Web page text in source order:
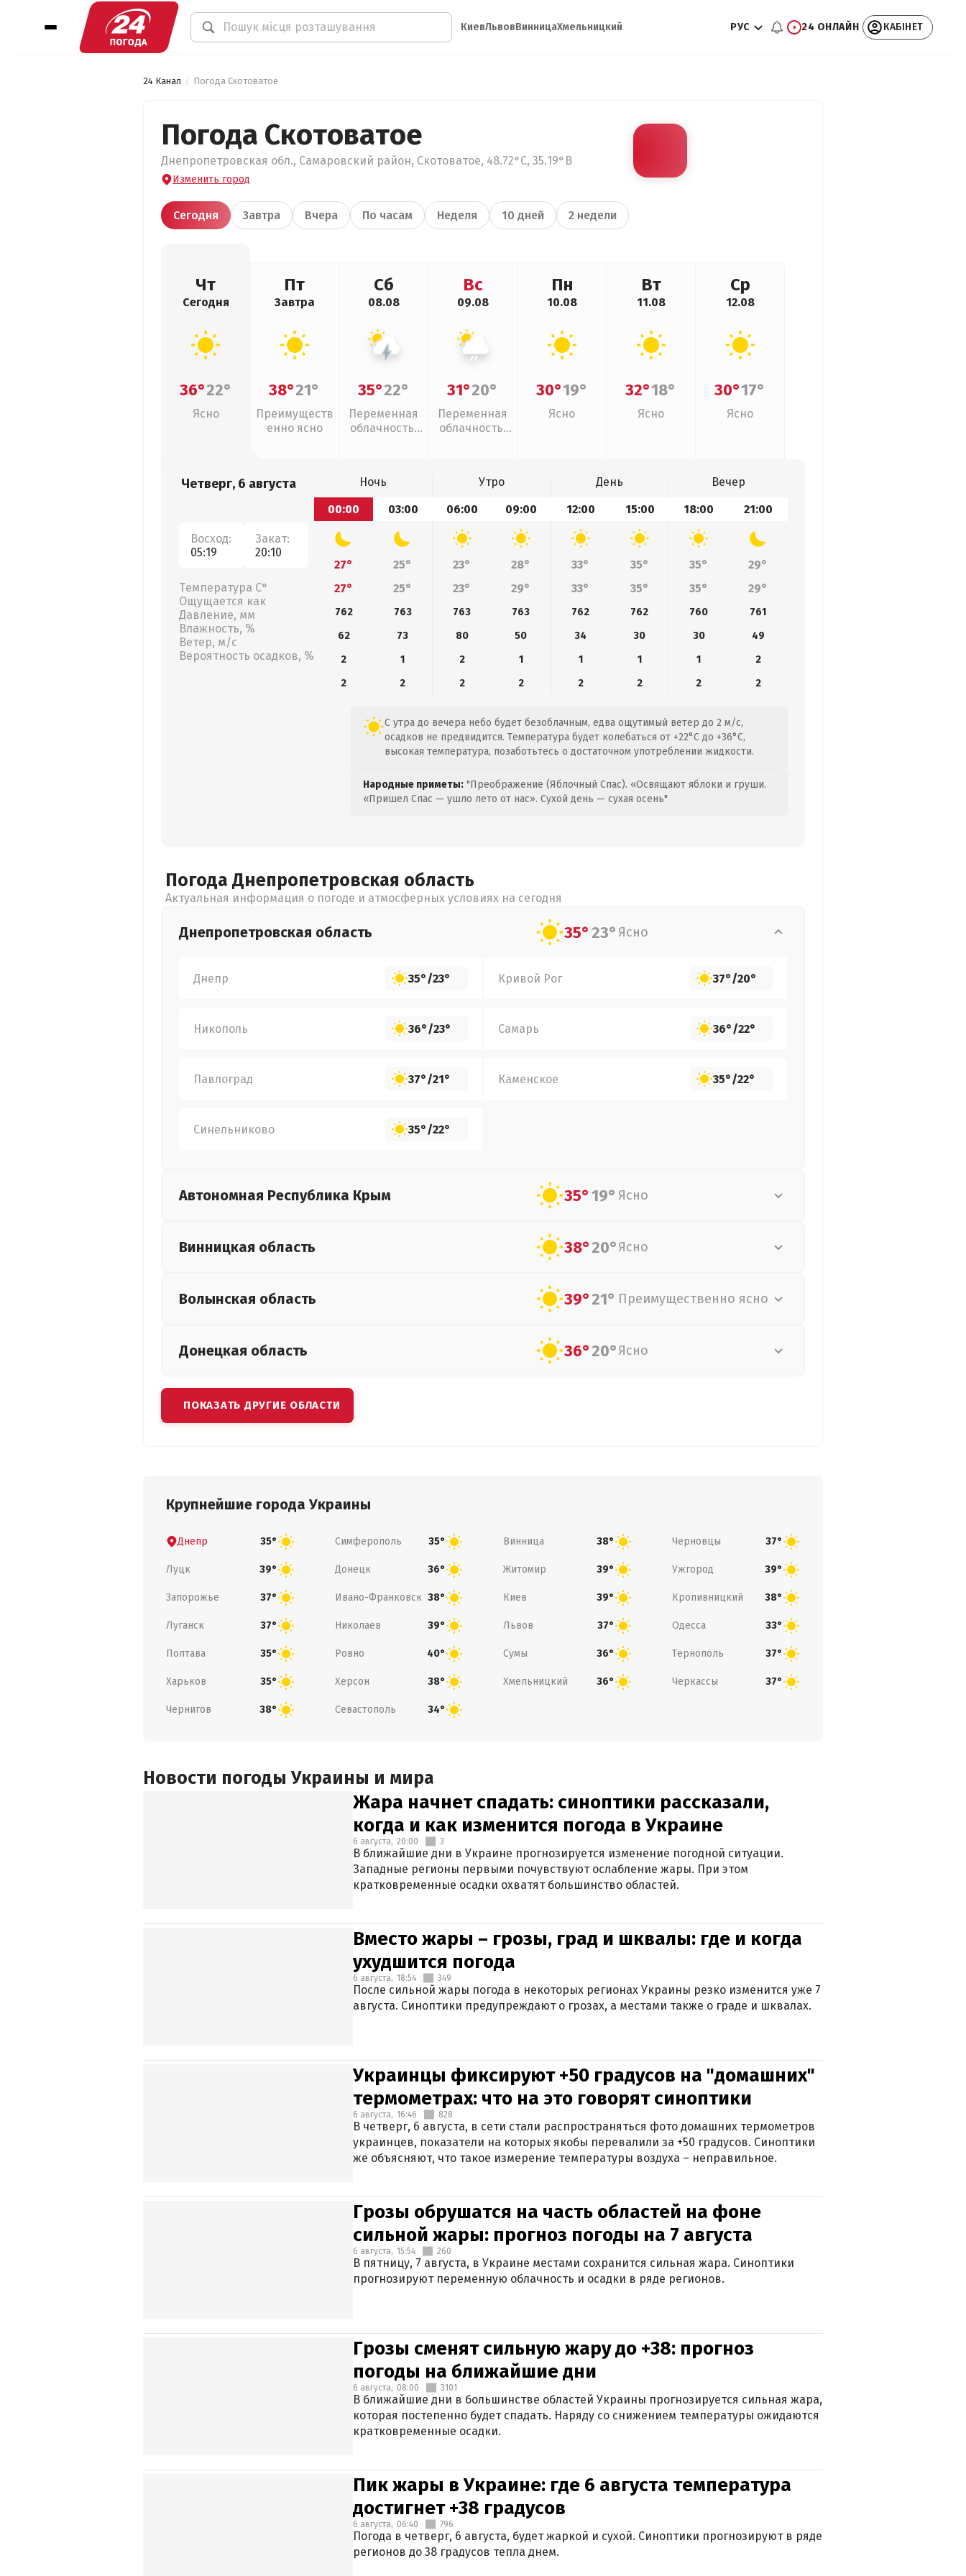
КиевЛьвовВинницаХмельницкий РУС 24 ОНЛАЙН КАБІНЕТ
24 Канал Погода Скотоватое
Погода Скотоватое
Днепропетровская обл., Самаровский район, Скотоватое, 48.72°С, 35.19°В
Изменить город
Сегодня Завтра Вчера По часам Неделя 10 дней 2 недели
Чт
Сегодня
36°22°
Ясно
Пт
Завтра
38°21°
Преимуществ
енно ясно
Сб
08.08
35°22°
Переменная
облачность,
Вс
09.08
31°20°
Переменная
облачность,
Пн
10.08
30°19°
Ясно
Вт
11.08
32°18°
Ясно
Ср
12.08
30°17°
Ясно
Четверг, 6 августа
Восход:
05:19
Закат:
20:10
Температура С°
Ощущается как
Давление, мм
Влажность, %
Ветер, м/с
Вероятность осадков, %
Ночь Утро День
Вечер
00:00
03:00 06:00 09:00 12:00 15:00 18:00 21:00
27° 25° 23° 28° 33° 35° 35°
29°
27°
25° 23° 29° 33° 35° 35° 29°
762 763 763 763 762 762 760
761
62
73 80 50 34 30 30
49
2
1 2 1 1 1 1
2
2
2 2 2 2 2 2 2
С утра до вечера небо будет безоблачным, едва ощутимый ветер до 2 м/с,
осадков не предвидится. Температура будет колебаться от +22°C до +36°C,
высокая температура, позаботьтесь о достаточном употреблении жидкости.
Народные приметы: "Преображение (Яблочный Спас). «Освящают яблоки и груши.
«Пришел Спас — ушло лето от нас». Сухой день — сухая осень"
Погода Днепропетровская область
Актуальная информация о погоде и атмосферных условиях на сегодня
Днепропетровская область 35°23° Ясно
Днепр 35°/23° Кривой Рог 37°/20°
Никополь 36°/23° Самарь 36°/22°
Павлоград 37°/21° Каменское 35°/22°
Синельниково 35°/22°
Автономная Республика Крым 35°19° Ясно
Винницкая область 38°20°Ясно
Волынская область 39°21° Преимущественно ясно
Донецкая область 36°20°Ясно
ПОКАЗАТЬ ДРУГИЕ ОБЛАСТИ
Крупнейшие города Украины
Днепр 35° Симферополь 35° Винница 38° Черновцы 37°
Луцк 39° Донецк 36° Житомир 39° Ужгород 39°
Запорожье 37° Ивано-Франковск 38° Киев 39° Кропивницкий 38°
Луганск 37° Николаев 39° Львов 37° Одесса 33°
Полтава 35° Ровно 40° Сумы 36° Тернополь 37°
Харьков 35° Херсон 38° Хмельницкий 36° Черкассы 37°
Чернигов 38° Севастополь 34°
Новости погоды Украины и мира
Жара начнет спадать: синоптики рассказали,
когда и как изменится погода в Украине
6 августа, 20:00 3
В ближайшие дни в Украине прогнозируется изменение погодной ситуации.
Западные регионы первыми почувствуют ослабление жары. При этом
кратковременные осадки охватят большинство областей.
Вместо жары – грозы, град и шквалы: где и когда
ухудшится погода
6 августа, 18:54 349
После сильной жары погода в некоторых регионах Украины резко изменится уже 7
августа. Синоптики предупреждают о грозах, а местами также о граде и шквалах.
Украинцы фиксируют +50 градусов на "домашних"
термометрах: что на это говорят синоптики
6 августа, 16:46 828
В четверг, 6 августа, в сети стали распространяться фото домашних термометров
украинцев, показатели на которых якобы перевалили за +50 градусов. Синоптики
же объясняют, что такое измерение температуры воздуха – неправильное.
Грозы обрушатся на часть областей на фоне
сильной жары: прогноз погоды на 7 августа
6 августа, 15:54 260
В пятницу, 7 августа, в Украине местами сохранится сильная жара. Синоптики
прогнозируют переменную облачность и осадки в ряде регионов.
Грозы сменят сильную жару до +38: прогноз
погоды на ближайшие дни
6 августа, 08:00 3101
В ближайшие дни в большинстве областей Украины прогнозируется сильная жара,
которая постепенно будет спадать. Наряду со снижением температуры ожидаются
кратковременные осадки.
Пик жары в Украине: где 6 августа температура
достигнет +38 градусов
6 августа, 06:40 796
Погода в четверг, 6 августа, будет жаркой и сухой. Синоптики прогнозируют в ряде
регионов до 38 градусов тепла днем.